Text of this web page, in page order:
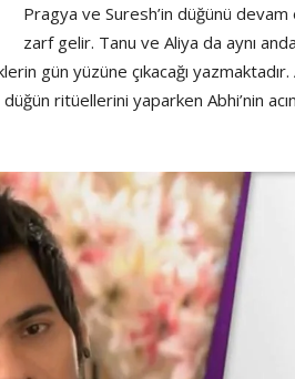
Pragya ve Suresh’in düğünü
zarf gelir. Tanu ve Aliya da aynı
gün yüzüne çıkacağı
ritüellerini yaparken Abhi’nin